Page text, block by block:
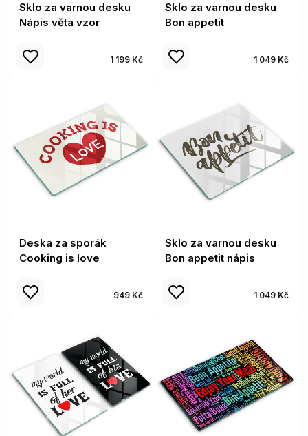
Sklo za varnou desku
Nápis věta vzor
1 199 Kč
Sklo za varnou desku
Bon appetit
1 049 Kč
Deska za sporák
Cooking is love
949 Kč
Sklo za varnou desku
Bon appetit nápis
1 049 Kč